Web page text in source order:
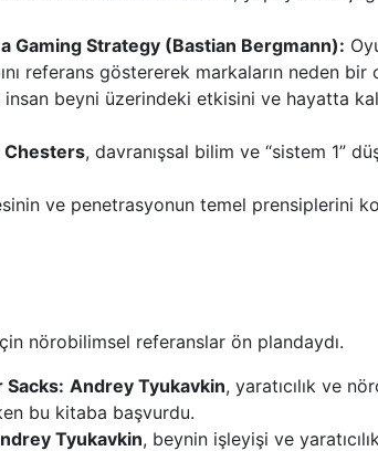
Gaming Strategy (Bastian Bergmann):
referans göstererek markaların neden
insan beyni üzerindeki etkisini ve hayatta
Chesters, davranışsal bilim ve “sistem 1”
ve penetrasyonun temel prensiplerini
için nörobilimsel referanslar ön plandaydı.
Sacks: Andrey Tyukavkin, yaratıcılık ve
bu kitaba başvurdu.
Tyukavkin, beynin işleyişi ve